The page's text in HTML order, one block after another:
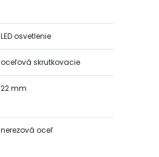
LED osvetlenie
oceľová skrutkovacie
22 mm
nerezová oceľ